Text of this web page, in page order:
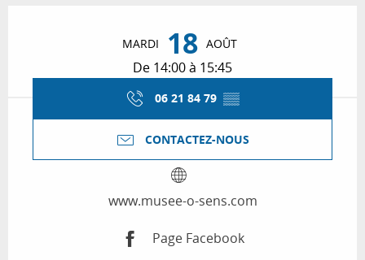
MARDI 18 AOÛT
De 14:00 à 15:45
06 21 84 79 ▒▒
CONTACTEZ-NOUS
www.musee-o-sens.com
Page Facebook